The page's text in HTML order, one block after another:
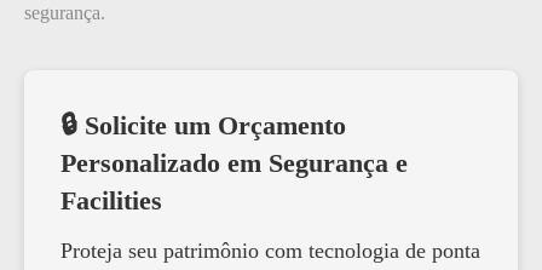
segurança.
🔒 Solicite um Orçamento
Personalizado em Segurança e
Facilities
Proteja seu patrimônio com tecnologia de ponta